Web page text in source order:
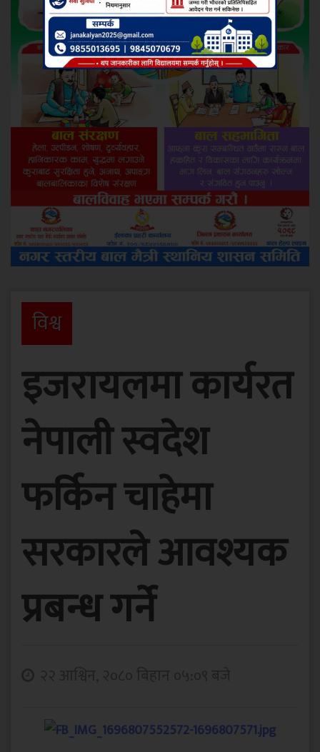
विश्व
इजरायलमा कार्यरत
नेपाली स्वदेश
फर्किन चाहेमा
सरकारले आवश्यक
प्रबन्ध गर्ने